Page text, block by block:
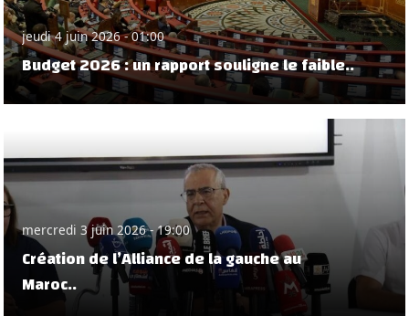
jeudi 4 juin 2026 - 01:00
Budget 2026 : un rapport souligne le faible..
mercredi 3 juin 2026 - 19:00
Création de l’Alliance de la gauche au
Maroc..